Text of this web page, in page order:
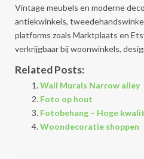
Vintage meubels en moderne
antiekwinkels,
platforms zoals Marktplaats en
verkrijgbaar bij woonwinkels,
Related Posts:
Wall Murals Narrow alley
Foto op hout
Fotobehang – Hoge
Woondecoratie shoppen